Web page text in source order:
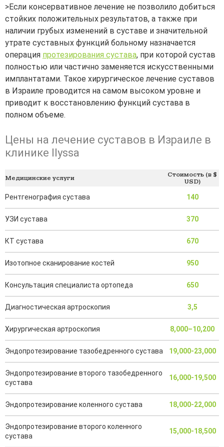
>Если консервативное лечение не позволило добиться
стойких положительных результатов, а также при
наличии грубых изменений в суставе и значительной
утрате суставных функций больному назначается
операция протезирования сустава, при которой сустав
полностью или частично заменяется искусственными
имплантатами. Такое хирургическое лечение суставов
в Израиле проводится на самом высоком уровне и
приводит к восстановлению функций сустава в
полном объеме.
Цены на лечение суставов в Израиле в
клинике Ilyssa
Медицинские услуги
Стоимость (в $
USD)
Рентгенография сустава 140
УЗИ сустава 370
КТ сустава 670
Изотопное сканирование костей 950
Консультация специалиста ортопеда 650
Диагностическая артроскопия 3,5
Хирургическая артроскопия 8,000–10,200
Эндопротезирование тазобедренного сустава 19,000-23,000
Эндопротезирование второго тазобедренного
сустава
16,000-19,500
Эндопротезирование коленного сустава 18,000-22,000
Эндопротезирование второго коленного
сустава
15,000-18,500